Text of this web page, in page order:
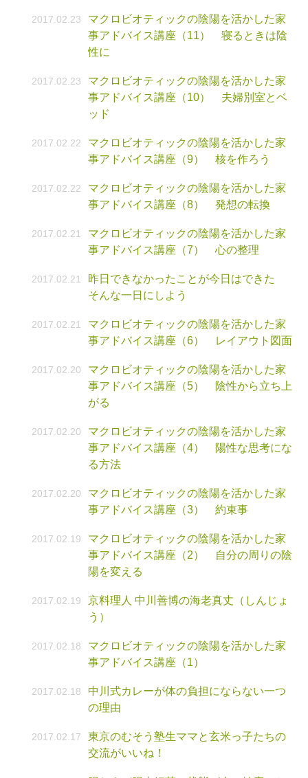
2017.02.23
マクロビオティックの陰陽を活かした家
事アドバイス講座（11） 寝るときは陰
性に
2017.02.23
マクロビオティックの陰陽を活かした家
事アドバイス講座（10） 夫婦別室とベ
ッド
2017.02.22
マクロビオティックの陰陽を活かした家
事アドバイス講座（9） 核を作ろう
2017.02.22
マクロビオティックの陰陽を活かした家
事アドバイス講座（8） 発想の転換
2017.02.21
マクロビオティックの陰陽を活かした家
事アドバイス講座（7） 心の整理
2017.02.21
昨日できなかったことが今日はできた
そんな一日にしよう
2017.02.21
マクロビオティックの陰陽を活かした家
事アドバイス講座（6） レイアウト図面
2017.02.20
マクロビオティックの陰陽を活かした家
事アドバイス講座（5） 陰性から立ち上
がる
2017.02.20
マクロビオティックの陰陽を活かした家
事アドバイス講座（4） 陽性な思考にな
る方法
2017.02.20
マクロビオティックの陰陽を活かした家
事アドバイス講座（3） 約束事
2017.02.19
マクロビオティックの陰陽を活かした家
事アドバイス講座（2） 自分の周りの陰
陽を変える
2017.02.19
京料理人 中川善博の海老真丈（しんじょ
う）
2017.02.18
マクロビオティックの陰陽を活かした家
事アドバイス講座（1）
2017.02.18
中川式カレーが体の負担にならない一つ
の理由
2017.02.17
東京のむそう塾生ママと玄米っ子たちの
交流がいいね！